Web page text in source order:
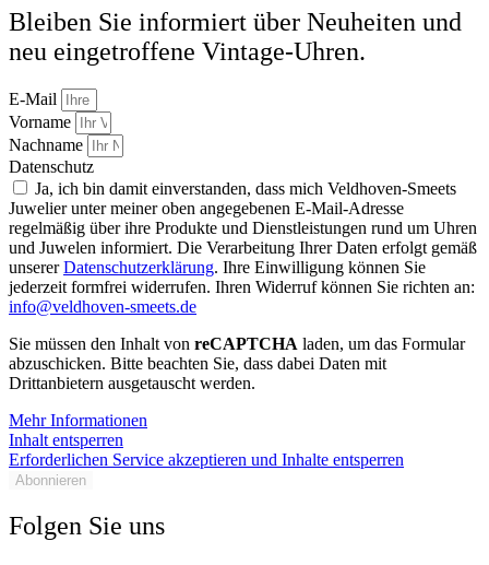
Bleiben Sie informiert über Neuheiten und
neu eingetroffene Vintage-Uhren.
E-Mail
Vorname
Nachname
Datenschutz
Ja, ich bin damit einverstanden, dass mich Veldhoven-Smeets
Juwelier unter meiner oben angegebenen E-Mail-Adresse
regelmäßig über ihre Produkte und Dienstleistungen rund um Uhren
und Juwelen informiert. Die Verarbeitung Ihrer Daten erfolgt gemäß
unsererDatenschutzerklärung. Ihre Einwilligung können Sie
jederzeit formfrei widerrufen. Ihren Widerruf können Sie richten an:
info@veldhoven-smeets.de
Sie müssen den Inhalt von reCAPTCHA laden, um das Formular
abzuschicken. Bitte beachten Sie, dass dabei Daten mit
Drittanbietern ausgetauscht werden.
Mehr Informationen
Inhalt entsperren
Erforderlichen Service akzeptieren und Inhalte entsperren
Abonnieren
Folgen Sie uns